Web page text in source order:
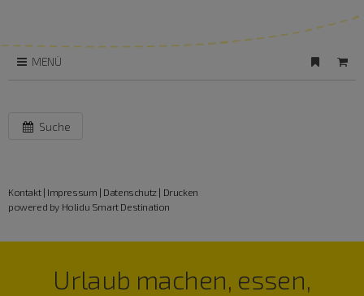
MENÜ
Suche
Kontakt| Impressum | Datenschutz| Drucken
powered by Holidu Smart Destination
Urlaub machen, essen,